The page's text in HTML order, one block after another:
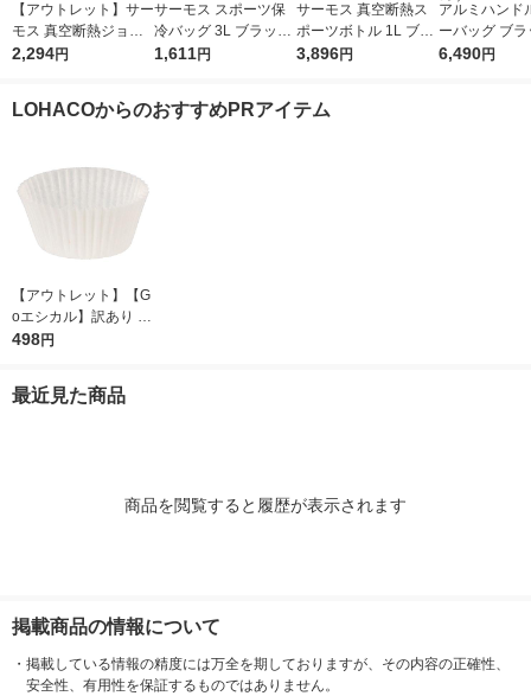
【アウトレット】サー
モス 真空断熱ジョッ
キ 600ml パープル JD
2,294円
サーモス スポーツ保
冷バッグ 3L ブラック
REYー0031 BK 1個
1,611円
サーモス 真空断熱ス
ポーツボトル 1L ブラ
ックオレンジ FJS-10
3,896円
アルミハンド
ーバッグ ブ
個 DEAN＆
6,490円
LOHACOからのおすすめPRアイテム
【アウトレット】【G
oエシカル】訳あり シ
モジマ おかずカップ
498円
最近見た商品
商品を閲覧すると履歴が表示されます
掲載商品の情報について
・ 掲載している情報の精度には万全を期しておりますが、その内容の正確性、
安全性、有用性を保証するものではありません。